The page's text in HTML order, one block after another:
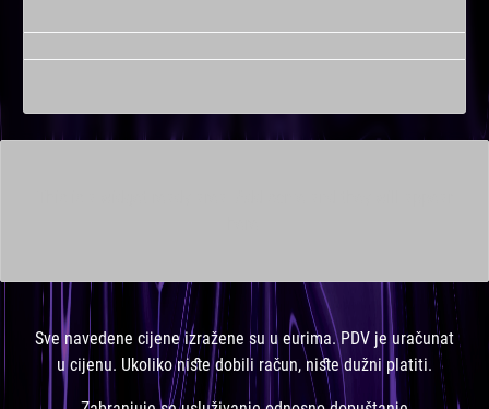
Sve navedene cijene izražene su u eurima. PDV je uračunat
u cijenu. Ukoliko niste dobili račun, niste dužni platiti.